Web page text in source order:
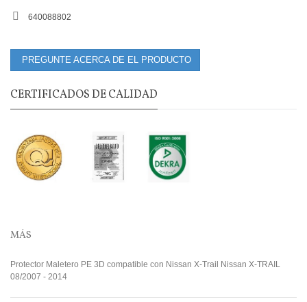
640088802
PREGUNTE ACERCA DE EL PRODUCTO
CERTIFICADOS DE CALIDAD
MÁS
Protector Maletero PE 3D compatible con Nissan X-Trail Nissan X-TRAIL
08/2007 - 2014